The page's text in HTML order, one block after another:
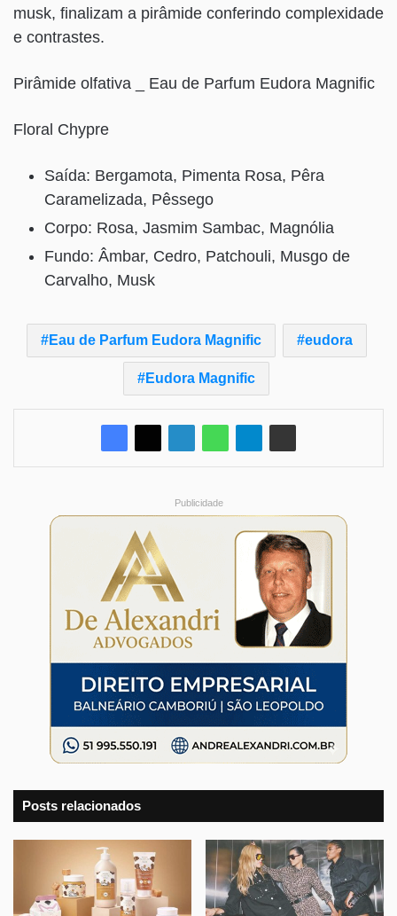
musk, finalizam a pirâmide conferindo complexidade
e contrastes.
Pirâmide olfativa _ Eau de Parfum Eudora Magnific
Floral Chypre
Saída: Bergamota, Pimenta Rosa, Pêra
Caramelizada, Pêssego
Corpo: Rosa, Jasmim Sambac, Magnólia
Fundo: Âmbar, Cedro, Patchouli, Musgo de
Carvalho, Musk
Eau de Parfum Eudora Magnific eudora
Eudora Magnific
Publicidade
Posts relacionados